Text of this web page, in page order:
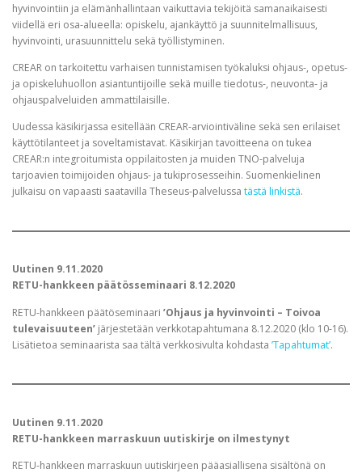
hyvinvointiin ja elämänhallintaan vaikuttavia tekijöitä samanaikaisesti
viidellä eri osa-alueella: opiskelu, ajankäyttö ja suunnitelmallisuus,
hyvinvointi, urasuunnittelu sekä työllistyminen.
CREAR on tarkoitettu varhaisen tunnistamisen työkaluksi ohjaus-, opetus-
ja opiskeluhuollon asiantuntijoille sekä muille tiedotus-, neuvonta- ja
ohjauspalveluiden ammattilaisille.
Uudessa käsikirjassa esitellään CREAR-arviointiväline sekä sen erilaiset
käyttötilanteet ja soveltamistavat. Käsikirjan tavoitteena on tukea
CREAR:n integroitumista oppilaitosten ja muiden TNO-palveluja
tarjoavien toimijoiden ohjaus- ja tukiprosesseihin. Suomenkielinen
julkaisu on vapaasti saatavilla Theseus-palvelussa tästä linkistä.
Uutinen 9.11.2020
RETU-hankkeen päätösseminaari 8.12.2020
RETU-hankkeen päätöseminaari ’Ohjaus ja hyvinvointi – Toivoa
tulevaisuuteen’ järjestetään verkkotapahtumana 8.12.2020 (klo 10-16).
Lisätietoa seminaarista saa tältä verkkosivulta kohdasta ’Tapahtumat’.
Uutinen 9.11.2020
RETU-hankkeen marraskuun uutiskirje on ilmestynyt
RETU-hankkeen marraskuun uutiskirjeen pääasiallisena sisältönä on